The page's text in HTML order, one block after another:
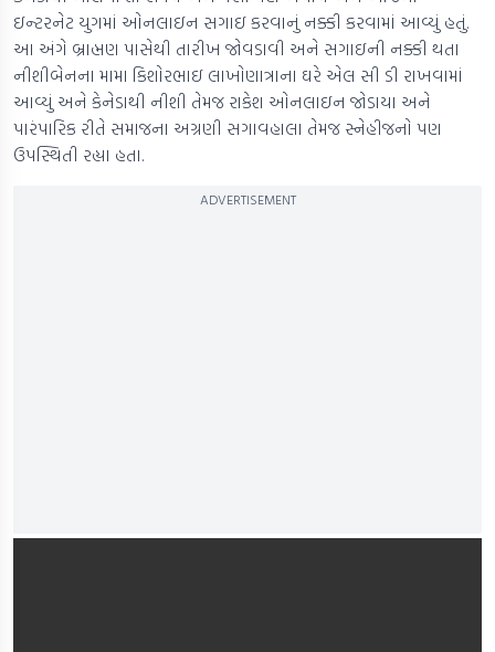
ઇન્ટરનેટ યુગમાં ઓનલાઇન સગાઇ કરવાનું નક્કી કરવામાં આવ્યું હતું.
આ અંગે બ્રાહ્મણ પાસેથી તારીખ જોવડાવી અને સગાઇની નક્કી થતા
નીશીબેનના મામા કિશોરભાઇ લાખોણાત્રાના ઘરે એલ સી ડી રાખવામાં
આવ્યું અને કેનેડાથી નીશી તેમજ રાકેશ ઓનલાઇન જોડાયા અને
પારંપારિક રીતે સમાજના અગ્રણી સગાવહાલા તેમજ સ્નેહીજનો પણ
ઉપસ્થિતી રહ્યા હતા.
ADVERTISEMENT